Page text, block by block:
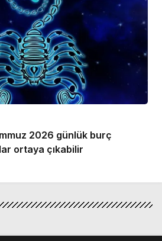
2026 günlük burç
ortaya çıkabilir